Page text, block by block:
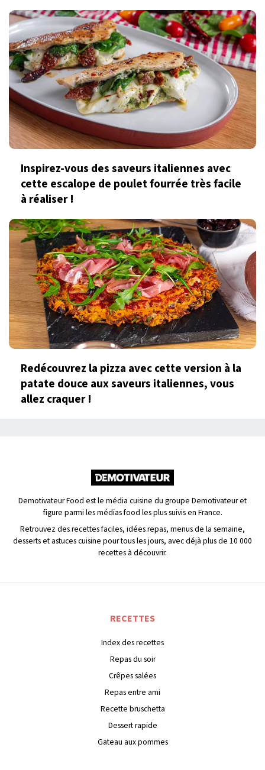
Inspirez-vous des saveurs italiennes avec
cette escalope de poulet fourrée très facile
à réaliser !
Redécouvrez la pizza avec cette version à la
patate douce aux saveurs italiennes, vous
allez craquer !
Demotivateur Food est le média cuisine du groupe Demotivateur et
figure parmi les médias food les plus suivis en France.
Retrouvez des recettes faciles, idées repas, menus de la semaine,
desserts et astuces cuisine pour tous les jours, avec déjà plus de 10 000
recettes à découvrir.
RECETTES
Index des recettes
Repas du soir
Crêpes salées
Repas entre ami
Recette bruschetta
Dessert rapide
Gateau aux pommes